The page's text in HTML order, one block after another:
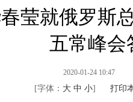
莹就俄罗斯
五常峰会
2020-01-24 10:47
[字体： 大 中 小] 打印